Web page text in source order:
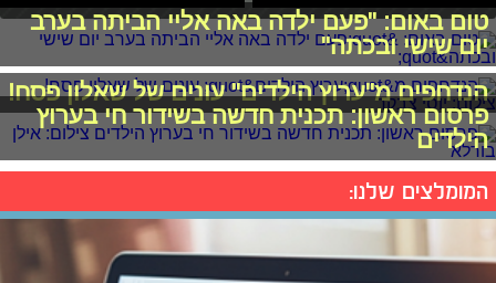
טום באום: "פעם ילדה באה אליי הביתה בערב
יום שישי ובכתה"
הנדחפים מ"ערוץ הילדים" עונים של שאלון פסח!
פרסום ראשון: תכנית חדשה בשידור חי בערוץ
הילדים
המומלצים שלנו: